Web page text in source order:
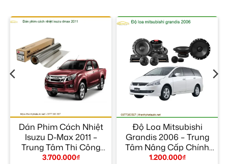
Dán Phim Cách Nhiệt
Isuzu D-Max 2011 –
Trung Tâm Thi Công
Chính Hãng TPHCM
3.700.000₫
Độ Loa Mitsubishi
Grandis 2006 – Trung
Tâm Nâng Cấp Chính
Hãng TPHCM
1.200.000₫